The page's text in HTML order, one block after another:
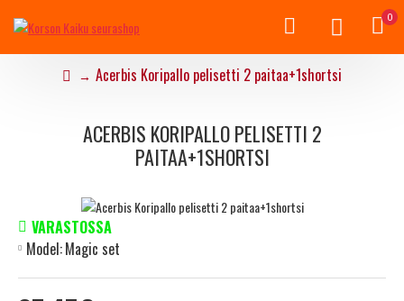
0
Acerbis Koripallo pelisetti 2 paitaa+1shortsi
ACERBIS KORIPALLO PELISETTI 2
PAITAA+1SHORTSI
VARASTOSSA
Model:Magic set